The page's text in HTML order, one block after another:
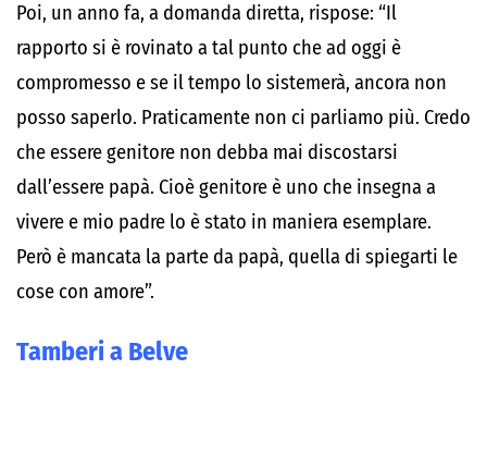
Poi, un anno fa, a domanda diretta, rispose: “Il
rapporto si è rovinato a tal punto che ad oggi è
compromesso e se il tempo lo sistemerà, ancora non
posso saperlo. Praticamente non ci parliamo più. Credo
che essere genitore non debba mai discostarsi
dall’essere papà. Cioè genitore è uno che insegna a
vivere e mio padre lo è stato in maniera esemplare.
Però è mancata la parte da papà, quella di spiegarti le
cose con amore”.
Tamberi a Belve